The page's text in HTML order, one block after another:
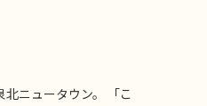
ニュータウン。 「こ